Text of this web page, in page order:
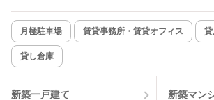
月極駐車場 賃貸事務所・賃貸オフィス
貸し倉庫
新築一戸建て 新築マン